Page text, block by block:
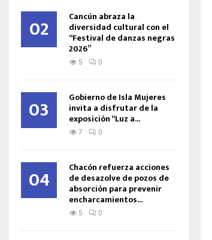
02 Cancún abraza la
diversidad cultural con el
“Festival de danzas negras
2026”
5 0
03 Gobierno de Isla Mujeres
invita a disfrutar de la
exposición “Luz a...
7 0
04 Chacón refuerza acciones
de desazolve de pozos de
absorción para prevenir
encharcamientos...
5 0